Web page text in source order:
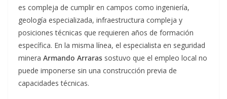
es compleja de cumplir en campos como ingeniería,
geología especializada, infraestructura compleja y
posiciones técnicas que requieren años de formación
específica. En la misma línea, el especialista en seguridad
minera Armando Arraras sostuvo que el empleo local no
puede imponerse sin una construcción previa de
capacidades técnicas.